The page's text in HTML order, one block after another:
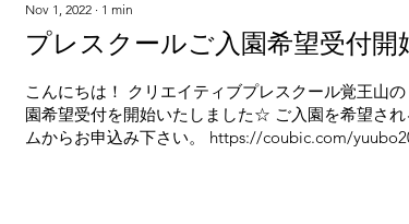
Nov 1, 2022 ∙ 1 min
プレスクールご入園希望受付
こんにちは！ クリエイティブプレスクール覚王山の２０２３年度ご入
園希望受付を開始いたしました☆ ご入園を希望さ
ムからお申込み下さい。 https://coubic.com/